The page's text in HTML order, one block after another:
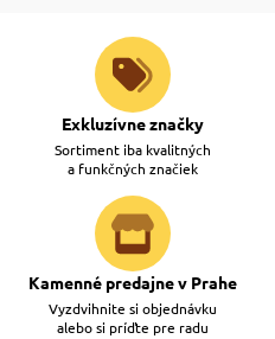
Exkluzívne značky
Sortiment iba kvalitných
a funkčných značiek
Kamenné predajne v Prahe
Vyzdvihnite si objednávku
alebo si príďte pre radu